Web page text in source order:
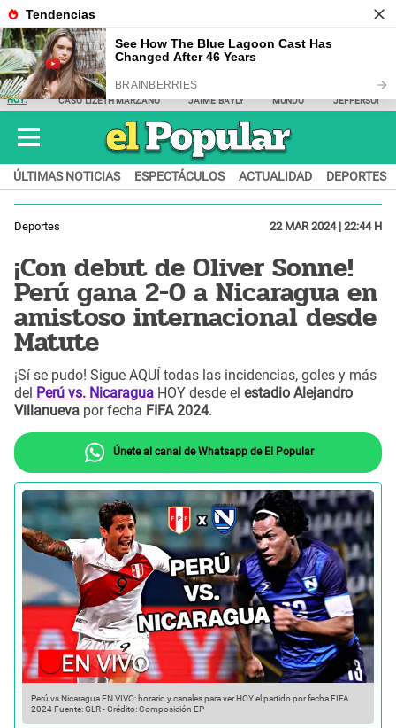
HOY: CASO LIZETH MARZANO JAIME BAYLY MUNDO JEFFERSON
ÚLTIMAS NOTICIAS ESPECTÁCULOS ACTUALIDAD DEPORTES
Deportes 22 MAR 2024 | 22:44 H
¡Con debut de Oliver Sonne!
Perú gana 2-0 a Nicaragua en
amistoso internacional desde
Matute
¡Sí se pudo! Sigue AQUÍ todas las incidencias, goles y más
del Perú vs. Nicaragua HOY desde el estadio Alejandro
Villanueva por fecha FIFA 2024.
Únete al canal de Whatsapp de El Popular
Perú vs Nicaragua EN VIVO: horario y canales para ver HOY el partido por fecha FIFA
2024 Fuente: GLR-Crédito: Composición EP